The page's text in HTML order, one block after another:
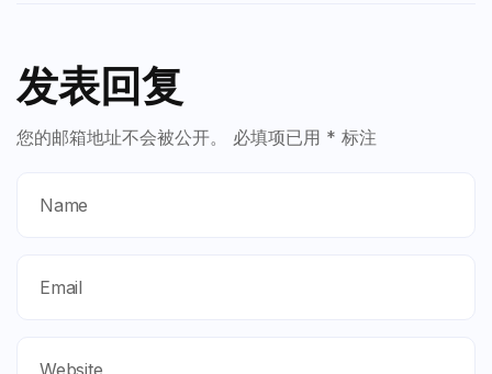
发表回复
您的邮箱地址不会被公开。 必填项已用 * 标注